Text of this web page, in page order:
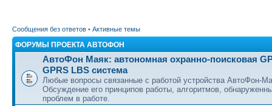
Сообщения без ответов • Активные темы
ФОРУМЫ ПРОЕКТА АВТОФОН
АвтоФон Маяк: автономная охранно-поисковая
GPRS LBS система
Любые вопросы связанные с работой устройства АвтоФон-
Обсуждение его принципов работы, алгоритмов,
проблем в работе.